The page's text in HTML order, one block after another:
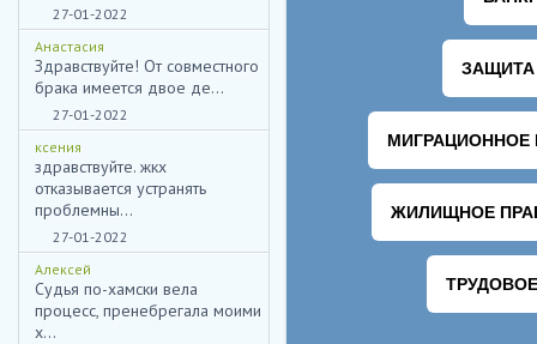
27-01-2022
Анастасия
Здравствуйте! От совместного
брака имеется двое де...
27-01-2022
ксения
здравствуйте. жкх
отказывается устранять
проблемны...
27-01-2022
Алексей
Судья по-хамски вела
процесс, пренебрегала моими
х...